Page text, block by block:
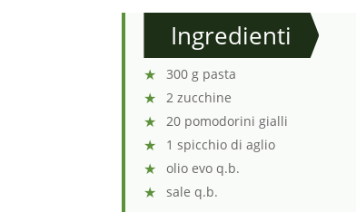
Ingredienti
300 g pasta
2 zucchine
20 pomodorini gialli
1 spicchio di aglio
olio evo q.b.
sale q.b.